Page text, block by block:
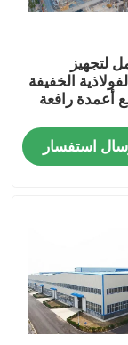
لتجهيز
الخفيفة
أعمدة رافعة
استفسار